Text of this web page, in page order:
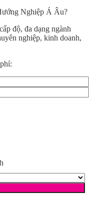
Nghiệp Á Âu?
độ, đa dạng ngành
nghiệp, kinh doanh,